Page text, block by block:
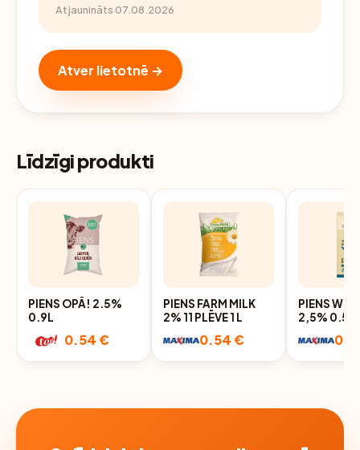
Atjaunināts 07.08.2026
Atver lietotnē →
Līdzīgi produkti
PIENS OPĀ! 2.5%
0.9L
0.54 €
PIENS FARM MILK
2% 11 PLĒVE 1 L
0.54 €
PIENS
2,5% 0.5L